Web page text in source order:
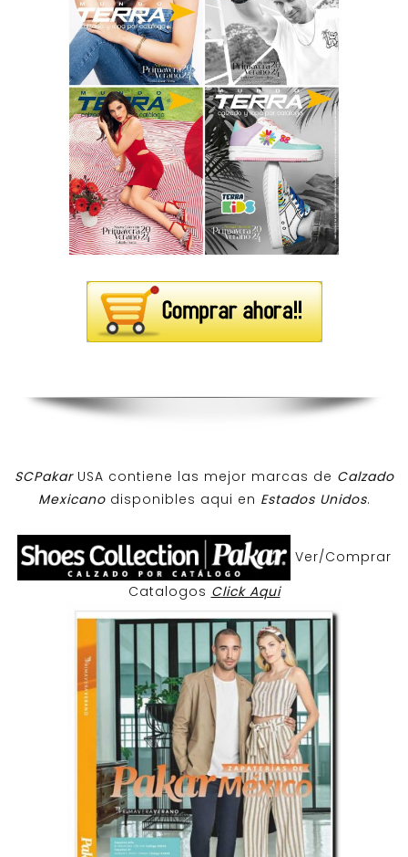
SCPakar USA contiene las mejor marcas de Calzado
Mexicanodisponibles aqui en Estados Unidos.
Ver/Comprar
Catalogos Click Aqui